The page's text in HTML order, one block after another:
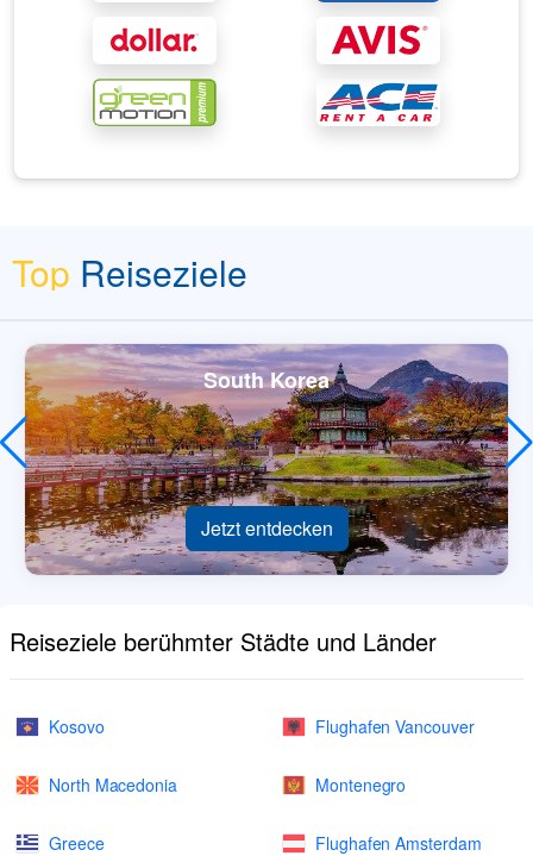
Top Reiseziele
South Korea
Jetzt entdecken
Reiseziele berühmter Städte und Länder
Kosovo Flughafen Vancouver
North Macedonia Montenegro
Greece Flughafen Amsterdam